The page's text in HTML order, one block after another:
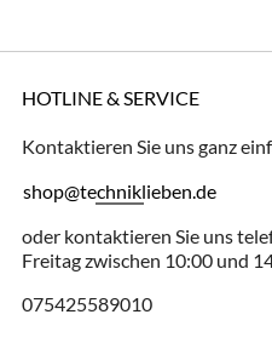
HOTLINE & SERVICE
Kontaktieren Sie uns ganz
shop@techniklieben.de
oder kontaktieren Sie uns
Freitag zwischen 10:00 und
075425589010